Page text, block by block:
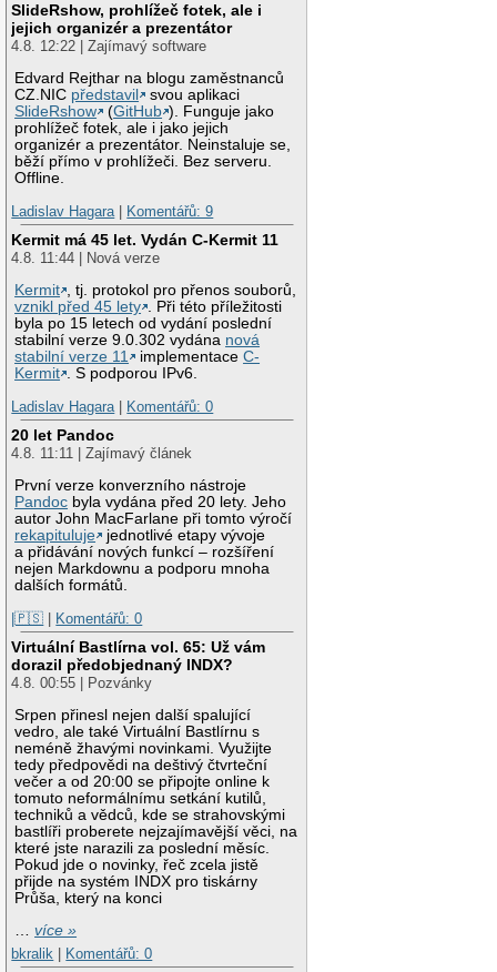
SlideRshow, prohlížeč fotek, ale i
jejich organizér a prezentátor
4.8. 12:22 | Zajímavý software
Edvard Rejthar na blogu zaměstnanců
CZ.NIC představil
svou aplikaci
SlideRshow
(GitHub ). Funguje jako
prohlížeč fotek, ale i jako jejich
organizér a prezentátor. Neinstaluje se,
běží přímo v prohlížeči. Bez serveru.
Offline.
Ladislav Hagara | Komentářů: 9
Kermit má 45 let. Vydán C-Kermit 11
4.8. 11:44 | Nová verze
Kermit , tj. protokol pro přenos souborů,
vznikl před 45 lety . Při této příležitosti
byla po 15 letech od vydání poslední
stabilní verze 9.0.302 vydána nová
stabilní verze 11
implementaceC-
Kermit . S podporou IPv6.
Ladislav Hagara | Komentářů: 0
20 let Pandoc
4.8. 11:11 | Zajímavý článek
První verze konverzního nástroje
Pandoc byla vydána před 20 lety. Jeho
autor John MacFarlane při tomto výročí
rekapituluje
jednotlivé etapy vývoje
a přidávání nových funkcí – rozšíření
nejen Markdownu a podporu mnoha
dalších formátů.
|🇵🇸 | Komentářů: 0
Virtuální Bastlírna vol. 65: Už vám
dorazil předobjednaný INDX?
4.8. 00:55 | Pozvánky
Srpen přinesl nejen další spalující
vedro, ale také Virtuální Bastlírnu s
neméně žhavými novinkami. Využijte
tedy předpovědi na deštivý čtvrteční
večer a od 20:00 se připojte online k
tomuto neformálnímu setkání kutilů,
techniků a vědců, kde se strahovskými
bastlíři proberete nejzajímavější věci, na
které jste narazili za poslední měsíc.
Pokud jde o novinky, řeč zcela jistě
přijde na systém INDX pro tiskárny
Průša, který na konci
…více »
bkralik
Komentářů: 0